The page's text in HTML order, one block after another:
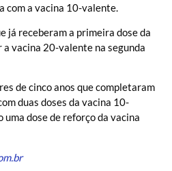
com a vacina 10-valente.
já receberam a primeira dose da
vacina 20-valente na segunda
de cinco anos que completaram
duas doses da vacina 10-
dose de reforço da vacina